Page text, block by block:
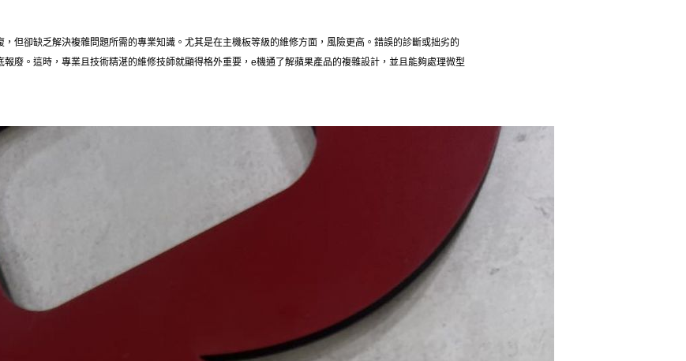
但卻缺乏解決複雜問題所需的專業知識。尤其是在主機板等級的維修方面，風險更高。錯誤的診斷或拙劣的
廢。這時，專業且技術精湛的維修技師就顯得格外重要，e機通了解蘋果產品的複雜設計，並且能夠處理微型